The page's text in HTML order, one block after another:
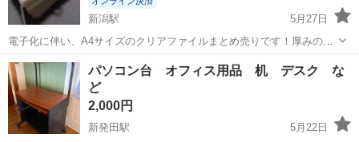
新潟駅
5月27日
電子化に伴い、A4サイズのクリアファイルまとめ売りです！厚みのあ
る、しっかりしたタイプの物です。 今回500枚でのご提供ですが、
100枚から1000～万枚単位で必要な枚数お問い合わせ下さい。 必ず即
購入ではなく、コメ...
新潟 新潟市 オフィス用家具 数量
パソコン台 オフィス用品 机 デスク な
ど
2,000円
新発田駅
5月22日